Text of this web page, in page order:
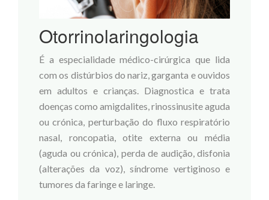
Otorrinolaringologia
É a especialidade médico-cirúrgica que lida
com os distúrbios do nariz, garganta e ouvidos
em adultos e crianças. Diagnostica e trata
doenças como amigdalites, rinossinusite aguda
ou crónica, perturbação do fluxo respiratório
nasal, roncopatia, otite externa ou média
(aguda ou crónica), perda de audição, disfonia
(alterações da voz), síndrome vertiginoso e
tumores da faringe e laringe.